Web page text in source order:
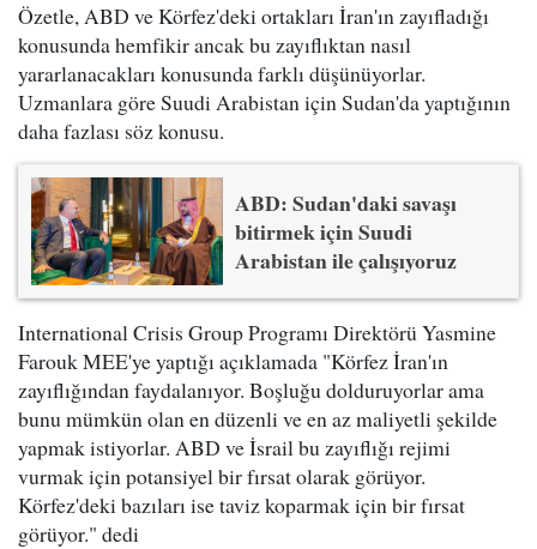
Özetle, ABD ve Körfez'deki ortakları İran'ın zayıfladığı
konusunda hemfikir ancak bu zayıflıktan nasıl
yararlanacakları konusunda farklı düşünüyorlar.
Uzmanlara göre Suudi Arabistan için Sudan'da yaptığının
daha fazlası söz konusu.
ABD: Sudan'daki savaşı
bitirmek için Suudi
Arabistan ile çalışıyoruz
International Crisis Group Programı Direktörü Yasmine
Farouk MEE'ye yaptığı açıklamada "Körfez İran'ın
zayıflığından faydalanıyor. Boşluğu dolduruyorlar ama
bunu mümkün olan en düzenli ve en az maliyetli şekilde
yapmak istiyorlar. ABD ve İsrail bu zayıflığı rejimi
vurmak için potansiyel bir fırsat olarak görüyor.
Körfez'deki bazıları ise taviz koparmak için bir fırsat
görüyor." dedi